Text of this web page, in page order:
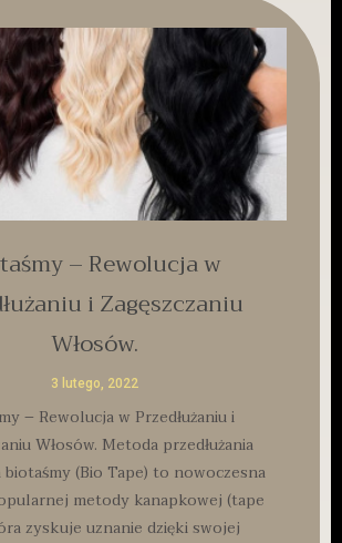
– Rewolucja w
i Zagęszczaniu
Włosów.
3 lutego, 2022
– Rewolucja w Przedłużaniu i
Włosów. Metoda przedłużania
biotaśmy (Bio Tape) to nowoczesna
metody kanapkowej (tape
zyskuje uznanie dzięki swojej